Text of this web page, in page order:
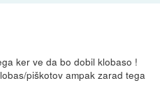
ker ve da bo dobil klobaso !
piškotov ampak zarad tega